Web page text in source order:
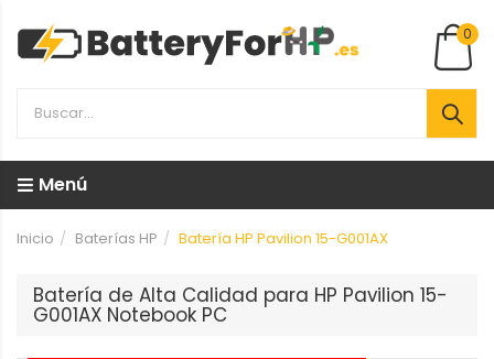
0
Menú
Inicio Baterías HP Batería HP Pavilion 15-G001AX
Batería de Alta Calidad para HP Pavilion 15-
G001AX Notebook PC